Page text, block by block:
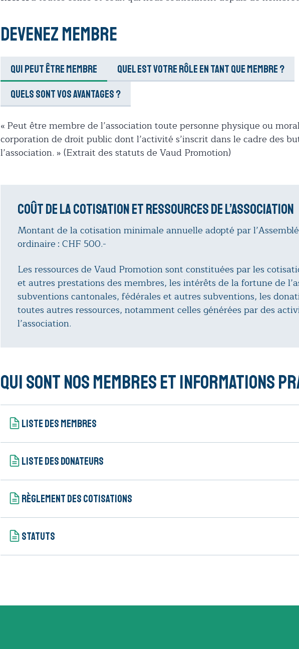
Devenez membre
Qui peut être membre
Quel est votre rôle en tant que membre ?
Quels sont vos avantages ?
« Peut être membre de l’association toute personne physique ou
corporation de droit public dont l’activité s’inscrit dans le cadre des
l’association. » (Extrait des statuts de Vaud Promotion)
Coût de la cotisation et ressources de l’association
Montant de la cotisation minimale annuelle adopté par
ordinaire : CHF 500.-
Les ressources de Vaud Promotion sont constituées par les
et autres prestations des membres, les intérêts de la fortune de
subventions cantonales, fédérales et autres subventions, les
toutes autres ressources, notamment celles générées par des
l’association.
Qui sont nos membres et informations
Liste des membres
Liste des donateurs
Règlement des cotisations
Statuts